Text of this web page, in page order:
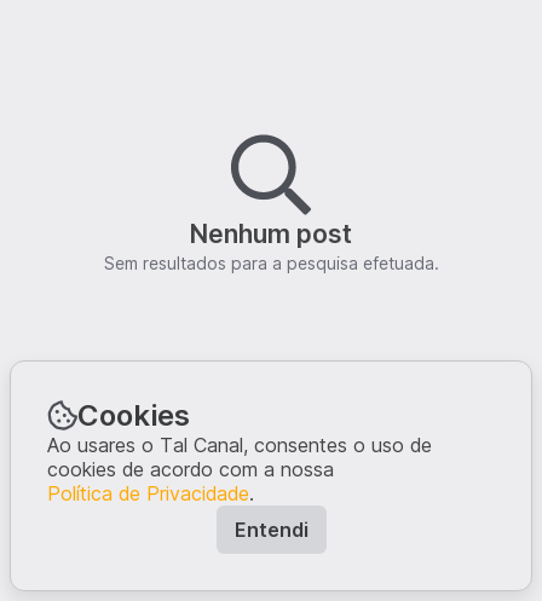
Nenhum post
Sem resultados para a pesquisa efetuada.
Cookies
Ao usares o Tal Canal, consentes o uso de
cookies de acordo com a nossa
Política de Privacidade.
Entendi